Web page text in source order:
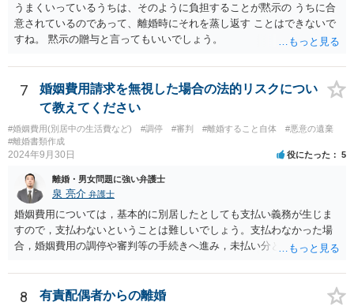
うまくいっているうちは、そのように負担することが黙示の うちに合
意されているのであって、離婚時にそれを蒸し返す ことはできないで
すね。 黙示の贈与と言ってもいいでしょう。
7
婚姻費用請求を無視した場合の法的リスクについ
て教えてください
#婚姻費用(別居中の生活費など) #調停 #審判 #離婚すること自体
#悪意の遺棄
#離婚書類作成
2024年9月30日 役にたった 5
離婚・男女問題に強い弁護士
泉 亮介 弁護士
婚姻費用については，基本的に別居したとしても支払い義務が生じま
すので，支払わないということは難しいでしょう。支払わなかった場
合，婚姻費用の調停や審判等の手続きへ進み，未払い分として差押を
8 有責配偶者からの離婚